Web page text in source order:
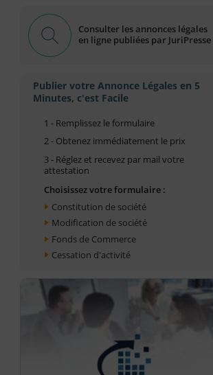
Consulter les annonces légales
en ligne publiées par JuriPresse
Publier votre Annonce Légales en 5
Minutes, c'est Facile
1 - Remplissez le formulaire
2 - Obtenez immédiatement le prix
3 - Réglez et recevez par mail votre
attestation
Choisissez votre formulaire :
Constitution de société
Modification de société
Fonds de Commerce
Cessation d'activité